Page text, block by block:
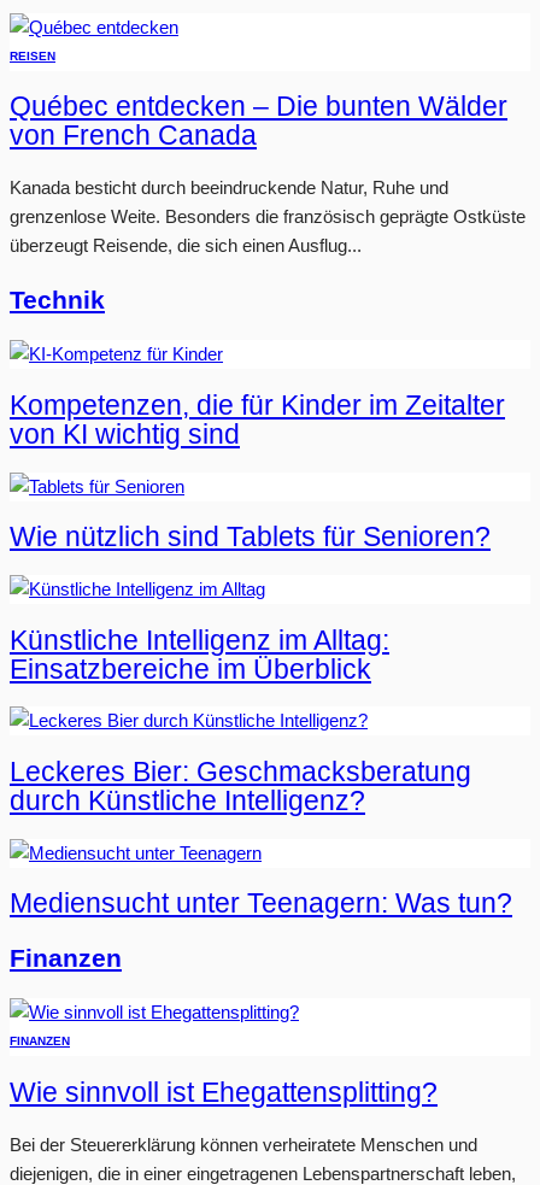
REISEN
Québec entdecken – Die bunten Wälder
von French Canada
Kanada besticht durch beeindruckende Natur, Ruhe und
grenzenlose Weite. Besonders die französisch geprägte Ostküste
überzeugt Reisende, die sich einen Ausflug...
Technik
Kompetenzen, die für Kinder im Zeitalter
von KI wichtig sind
Wie nützlich sind Tablets für Senioren?
Künstliche Intelligenz im Alltag:
Einsatzbereiche im Überblick
Leckeres Bier: Geschmacksberatung
durch Künstliche Intelligenz?
Mediensucht unter Teenagern: Was tun?
Finanzen
FINANZEN
Wie sinnvoll ist Ehegattensplitting?
Bei der Steuererklärung können verheiratete Menschen und
diejenigen, die in einer eingetragenen Lebenspartnerschaft leben,